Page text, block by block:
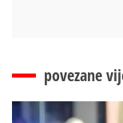
povezane